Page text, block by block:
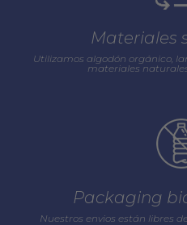
Materiales
Utilizamos algodón orgánico,
materiales
Packaging
Nuestros envios están libres